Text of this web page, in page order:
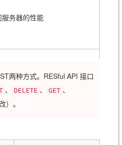
务器的性能
。通常用于SSL加密服务器
密的HTTP代理服务器）。
两种方式。RESful API 接口
、 DELETE 、 GET 、
）。